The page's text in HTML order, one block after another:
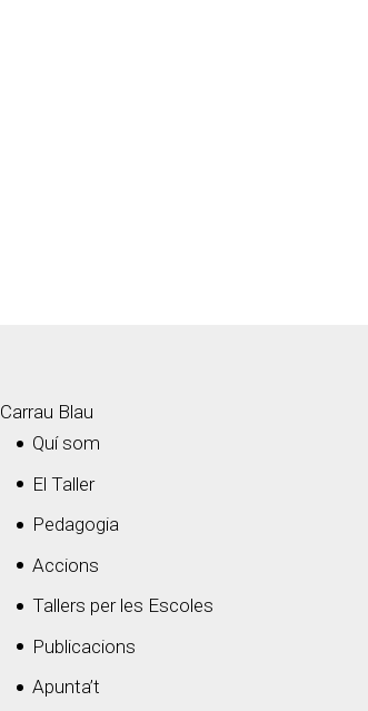
Carrau Blau
Quí som
El Taller
Pedagogia
Accions
Tallers per les Escoles
Publicacions
Apunta’t